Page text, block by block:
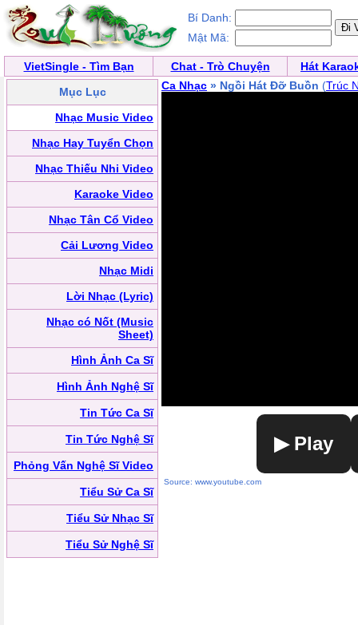
Bí Danh:
Mật Mã:
VietSingle - Tìm Bạn Chat - Trò Chuyện
Hát
Mục Lục
Nhạc Music Video
Nhạc Hay Tuyển Chọn
Nhạc Thiếu Nhi Video
Karaoke Video
Nhạc Tân Cổ Video
Cải Lương Video
Nhạc Midi
Lời Nhạc (Lyric)
Nhạc có Nốt (Music
Sheet)
Hình Ảnh Ca Sĩ
Hình Ảnh Nghệ Sĩ
Tin Tức Ca Sĩ
Tin Tức Nghệ Sĩ
Phỏng Vấn Nghệ Sĩ Video
Tiểu Sử Ca Sĩ
Tiểu Sử Nhạc Sĩ
Tiểu Sử Nghệ Sĩ
Ca Nhạc » Ngồi Hát Đỡ Buồn (Trúc
▶ Play
Source: www.youtube.com